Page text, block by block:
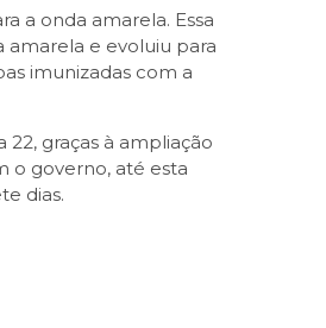
a onda amarela. Essa
amarela e evoluiu para
imunizadas com a
graças à ampliação
o governo, até esta
dias.